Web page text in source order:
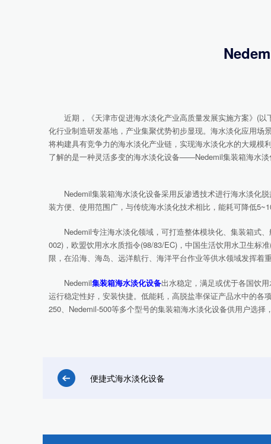
近期，《天津市促进海水淡化产业高质量发展实施方案》(以
化行业制造研发基地，产业集聚优势初步显现。海水淡化应用
将构建具有竞争力的海水淡化产业链，实现海水淡化水的大规
了解的是一种灵活多变的海水淡化设备——Nedemil集装箱海水淡
Nedemil集装箱海水淡化设备采用反渗透技术进行海水淡化脱
装方便、使用范围广，与传统海水淡化技术相比，能耗可降低
Nedemil专注海水淡化领域，可打造整体模块化、集装箱式、
002)，欧盟饮用水水质指令(98/83/EC)，中国生活饮用水卫生标
限，在沿海、海岛、远洋航行、海洋平台作业等供水领域发挥着重
Nedemil集装箱海水淡化设备出水稳定，满足或优于各国饮
运行稳定性好，安装快捷。低能耗，高脱盐率保证产品水中的各
250、Nedemil-500等多个型号的集装箱海水淡化设备供用户选择
便捷式海水淡化设备